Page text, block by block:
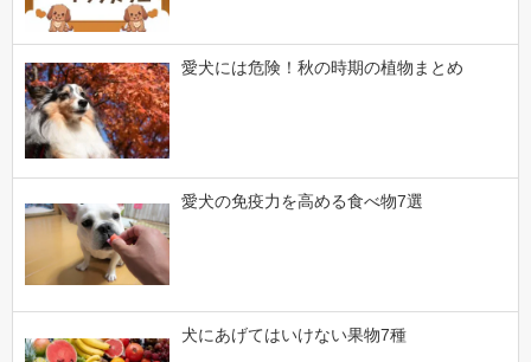
愛犬には危険！秋の時期の植物まとめ
愛犬の免疫力を高める食べ物7選
犬にあげてはいけない果物7種